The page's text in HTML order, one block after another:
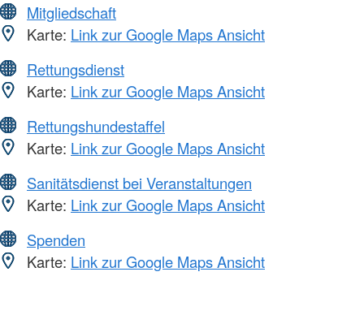
Mitgliedschaft
Karte: Link zur Google Maps Ansicht
Rettungsdienst
Karte: Link zur Google Maps Ansicht
Rettungshundestaffel
Karte: Link zur Google Maps Ansicht
Sanitätsdienst bei Veranstaltungen
Karte: Link zur Google Maps Ansicht
Spenden
Karte: Link zur Google Maps Ansicht